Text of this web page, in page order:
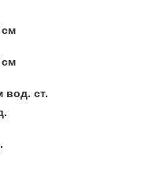
см
см
вод. ст.